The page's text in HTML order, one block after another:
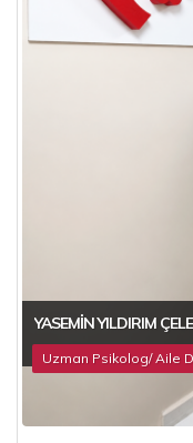
YASEMIN YILDIRIM
Uzman Psikolog/ Aile